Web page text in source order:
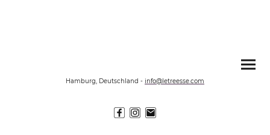
Hamburg, Deutschland - info@letreesse.com